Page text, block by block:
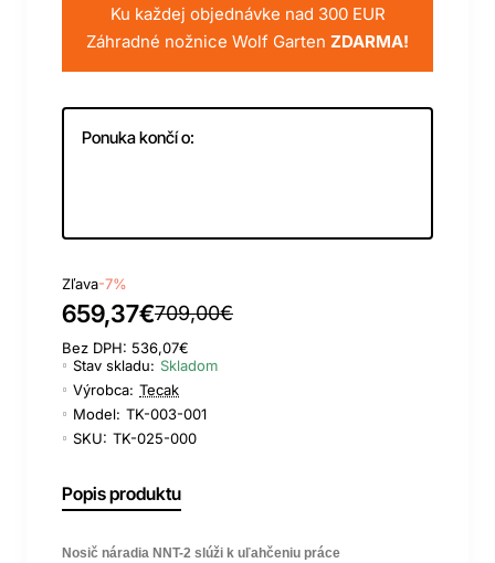
Ku každej objednávke nad 300 EUR
Záhradné nožnice Wolf Garten ZDARMA!
Ponuka končí o:
Zľava-7%
659,37€709,00€
Bez DPH: 536,07€
Stav skladu: Skladom
Výrobca: Tecak
Model: TK-003-001
SKU: TK-025-000
Popis produktu
Nosič náradia NNT-2 slúži k uľahčeniu práce